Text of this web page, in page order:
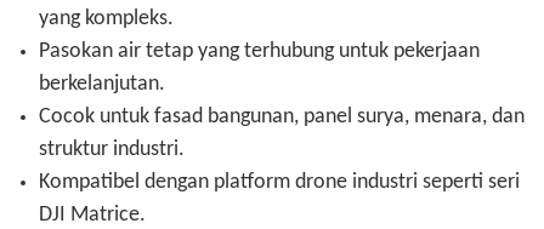
yang kompleks.
Pasokan air tetap yang terhubung untuk pekerjaan
berkelanjutan.
Cocok untuk fasad bangunan, panel surya, menara, dan
struktur industri.
Kompatibel dengan platform drone industri seperti seri
DJI Matrice.